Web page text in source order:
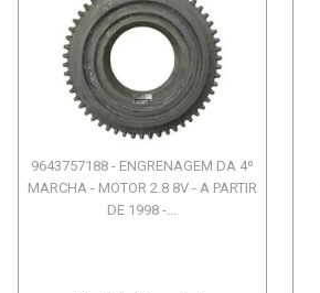
9643757188 - ENGRENAGEM DA 4º
MARCHA - MOTOR 2.8 8V - A PARTIR
DE 1998 -...